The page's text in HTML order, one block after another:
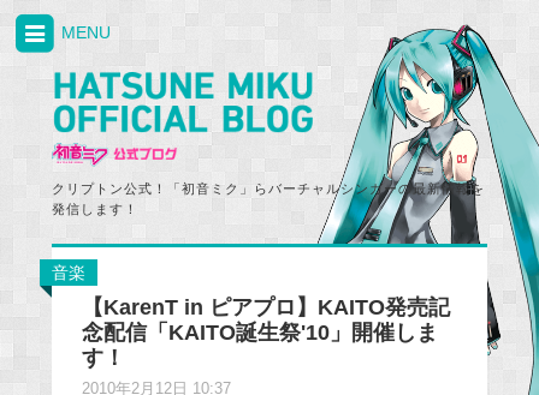
クリプトン公式！「初音ミク」らバーチャルシンガーの最新情報を
発信します！
MENU
音楽
【KarenT in ピアプロ】KAITO発売記
念配信「KAITO誕生祭'10」開催しま
す！
2010年2月12日 10:37